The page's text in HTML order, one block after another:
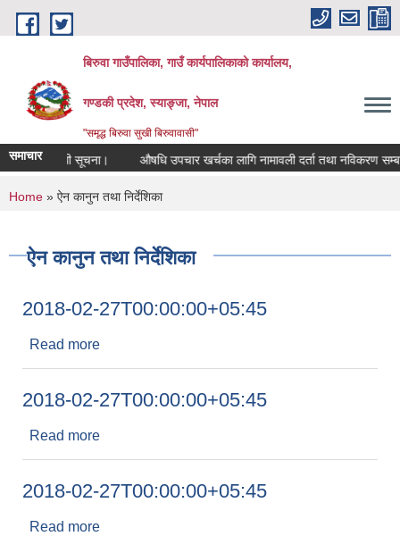
Skip to main content
बिरुवा गाउँपालिका, गाउँ कार्यपालिकाको कार्यालय,
गण्डकी प्रदेश, स्याङ्जा, नेपाल
"समृद्ध बिरुवा सुखी बिरुवावासी"
समाचार
सम्बन्धी सूचना। औषधि उपचार खर्चका लागि नामावली दर्ता तथा नविकरण सम्बन्धी
You are here
Home » ऐन कानुन तथा निर्देशिका
ऐन कानुन तथा निर्देशिका
2018-02-27T00:00:00+05:45
Read more
2018-02-27T00:00:00+05:45
Read more
2018-02-27T00:00:00+05:45
Read more